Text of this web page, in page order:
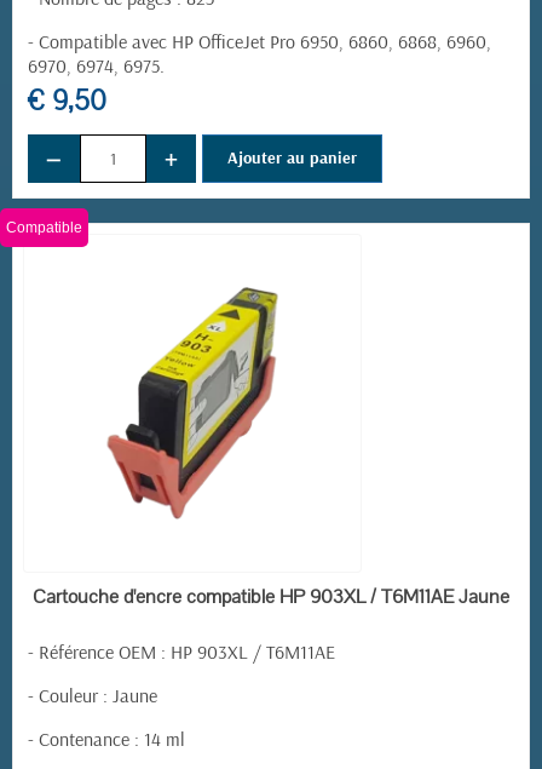
- Compatible avec HP OfficeJet Pro 6950, 6860, 6868, 6960,
6970, 6974, 6975.
€ 9,50
− + Ajouter au panier
EN STOCK
Compatible
Cartouche d'encre compatible HP 903XL / T6M11AE Jaune
- Référence OEM : HP 903XL / T6M11AE
- Couleur : Jaune
- Contenance : 14 ml